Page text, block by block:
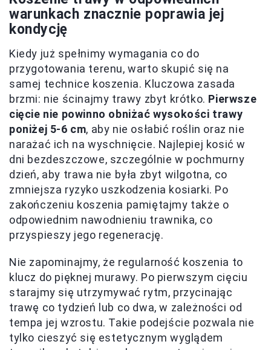
warunkach znacznie poprawia jej
kondycję
Kiedy już spełnimy wymagania co do
przygotowania terenu, warto skupić się na
samej technice koszenia. Kluczowa zasada
brzmi: nie ścinajmy trawy zbyt krótko. Pierwsze
cięcie nie powinno obniżać wysokości trawy
poniżej 5-6 cm, aby nie osłabić roślin oraz nie
narażać ich na wyschnięcie. Najlepiej kosić w
dni bezdeszczowe, szczególnie w pochmurny
dzień, aby trawa nie była zbyt wilgotna, co
zmniejsza ryzyko uszkodzenia kosiarki. Po
zakończeniu koszenia pamiętajmy także o
odpowiednim nawodnieniu trawnika, co
przyspieszy jego regenerację.
Nie zapominajmy, że regularność koszenia to
klucz do pięknej murawy. Po pierwszym cięciu
starajmy się utrzymywać rytm, przycinając
trawę co tydzień lub co dwa, w zależności od
tempa jej wzrostu. Takie podejście pozwala nie
tylko cieszyć się estetycznym wyglądem